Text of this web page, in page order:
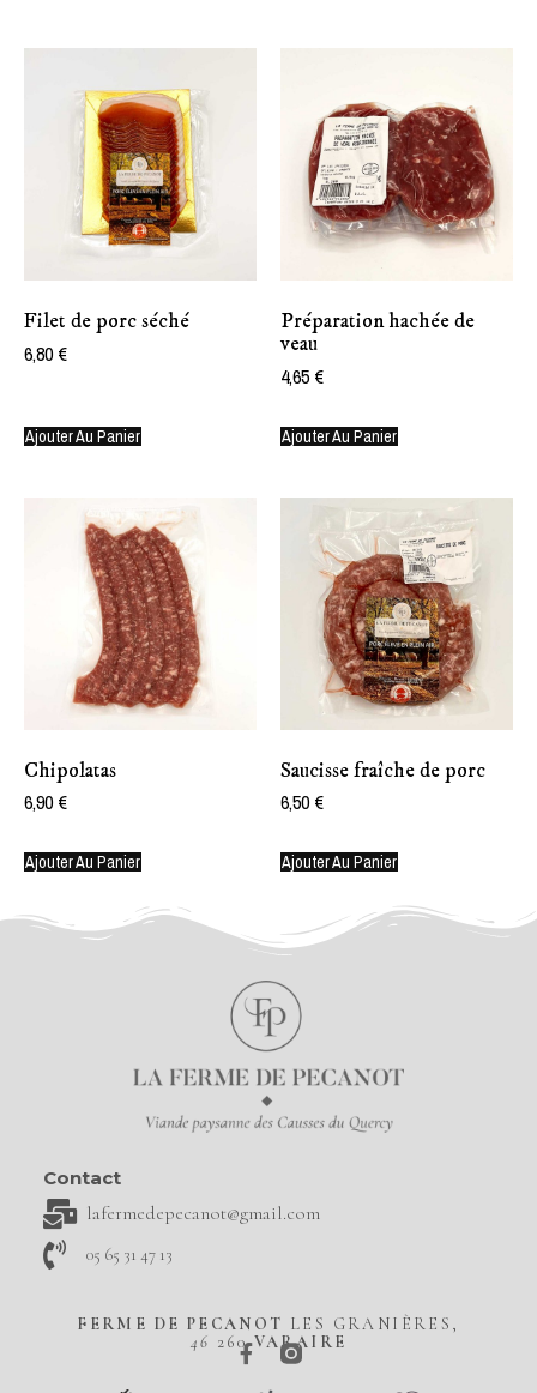
Filet de porc séché
6,80 €
Ajouter Au Panier
Préparation hachée de
veau
4,65 €
Ajouter Au Panier
Chipolatas
6,90 €
Ajouter Au Panier
Saucisse fraîche de porc
6,50 €
Ajouter Au Panier
Contact
lafermedepecanot@gmail.com
05 65 31 47 13
FERME DE PECANOT LES GRANIÈRES,
46 260 VARAIRE